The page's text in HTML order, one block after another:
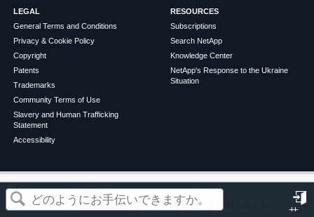
サ
この記事は役に立ちましたか？
LEGAL
General Terms and Conditions
Privacy & Cookie Policy
Copyright
Patents
Trademarks
Community Terms of Use
Slavery and Human Trafficking
Statement
Accessibility
RESOURCES
Subscriptions
Search NetApp
Knowledge Center
NetApp's Response to the Ukraine
Situation
©2026NetApp English Terms of Use
Privacy Policy
Cookie Policy
Cookie Settings